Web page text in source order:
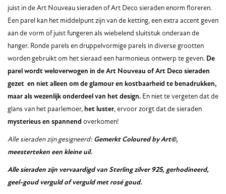
juist in de Art Nouveau sieraden of Art Deco sieraden enorm floreren.
Een parel kan het middelpunt zijn van de ketting, een extra accent geven
aan de vorm of juist fungeren als wiebelend sluitstuk onderaan de
hanger. Ronde parels en druppelvormige parels in diverse grootten
worden gebruikt om het sieraad een harmonieus ontwerp te geven. De
parel wordt weloverwogen in de Art Nouveau of Art Deco sieraden
gezet en niet alleen om de glamour en kostbaarheid te benadrukken,
maar als wezenlijk onderdeel van het design. En niet te vergeten dat de
glans van het paarlemoer, het luster, ervoor zorgt dat de sieraden
mysterieus en spannend overkomen!
Alle sieraden zijn gesigneerd: Gemerkt Coloured by Art©,
meesterteken een kleine uil.
Alle sieraden zijn vervaardigd van Sterling zilver 925, gerhodineerd,
geel-goud verguld of verguld met rosé goud.